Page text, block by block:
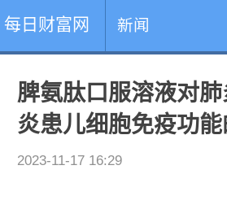
每日财富网 新闻
脾氨肽口服溶液对
炎患儿细胞免疫功
2023-11-17 16:29